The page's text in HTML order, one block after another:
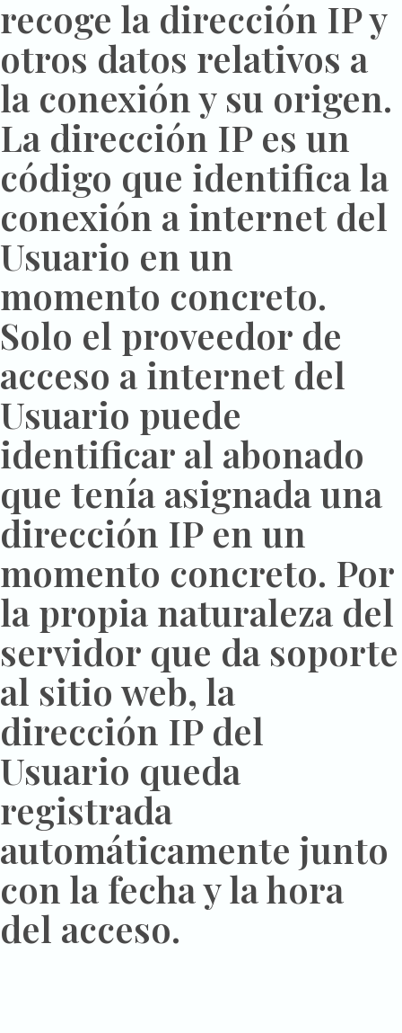
recoge la dirección IP y
otros datos relativos a
la conexión y su origen.
La dirección IP es un
código que identifica la
conexión a internet del
Usuario en un
momento concreto.
Solo el proveedor de
acceso a internet del
Usuario puede
identificar al abonado
que tenía asignada una
dirección IP en un
momento concreto. Por
la propia naturaleza del
servidor que da soporte
al sitio web, la
dirección IP del
Usuario queda
registrada
automáticamente junto
con la fecha y la hora
del acceso.